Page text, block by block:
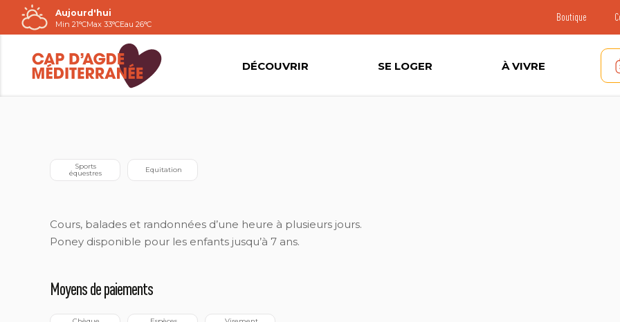
Passer
au
contenu
Aujourd'hui
Min 21°CMax 33°CEau 26°C
Boutique
DÉCOUVRIR SE LOGER À VIVRE
équestres Equitation
Cours, balades et randonnées d’une heure à plusieurs jours.
Poney disponible pour les enfants jusqu’à 7 ans.
Moyens de paiements